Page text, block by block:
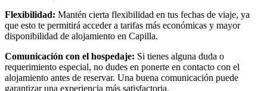
Flexibilidad: Mantén cierta flexibilidad en tus fechas de viaje, ya
que esto te permitirá acceder a tarifas más económicas y mayor
disponibilidad de alojamiento en Capilla.
Comunicación con el hospedaje: Si tienes alguna duda o
requerimiento especial, no dudes en ponerte en contacto con el
alojamiento antes de reservar. Una buena comunicación puede
garantizar una experiencia más satisfactoria.